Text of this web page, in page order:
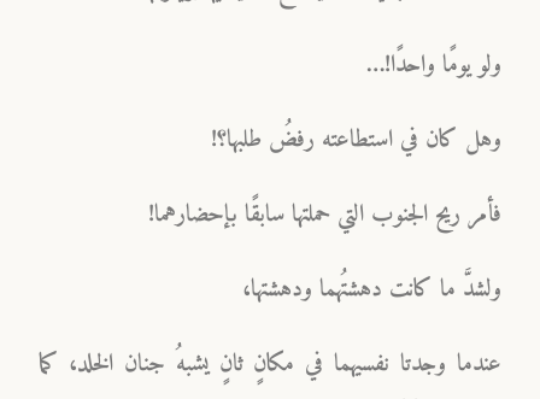
ولو يومًا واحدًا!…
وهل كان في استطاعته رفضُ طلبها؟!
فأمر ريح الجنوب التي حملتها سابقًا بإحضارهما!
ولشدَّ ما كانت دهشتُهما ودهشتها،
عندما وجدتا نفسيهما في مكانٍ ثانٍ يشبهُ جنان الخلد، كما